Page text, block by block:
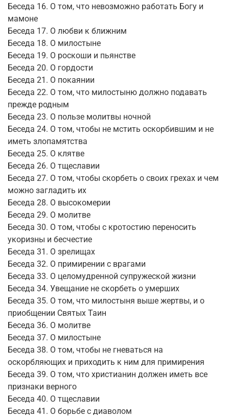
Беседа 16. О том, что невозможно работать Богу и
мамоне
Беседа 17. О любви к ближним
Беседа 18. О милостыне
Беседа 19. О роскоши и пьянстве
Беседа 20. О гордости
Беседа 21. О покаянии
Беседа 22. О том, что милостыню должно подавать
прежде родным
Беседа 23. О пользе молитвы ночной
Беседа 24. О том, чтобы не мстить оскорбившим и не
иметь злопамятства
Беседа 25. О клятве
Беседа 26. О тщеславии
Беседа 27. О том, чтобы скорбеть о своих грехах и чем
можно загладить их
Беседа 28. О высокомерии
Беседа 29. О молитве
Беседа 30. О том, чтобы с кротостию переносить
укоризны и бесчестие
Беседа 31. О зрелищах
Беседа 32. О примирении с врагами
Беседа 33. О целомудренной супружеской жизни
Беседа 34. Увещание не скорбеть о умерших
Беседа 35. О том, что милостыня выше жертвы, и о
приобщении Святых Таин
Беседа 36. О молитве
Беседа 37. О милостыне
Беседа 38. О том, чтобы не гневаться на
оскорбляющих и приходить к ним для примирения
Беседа 39. О том, что христианин должен иметь все
признаки верного
Беседа 40. О тщеславии
Беседа 41. О борьбе с диаволом